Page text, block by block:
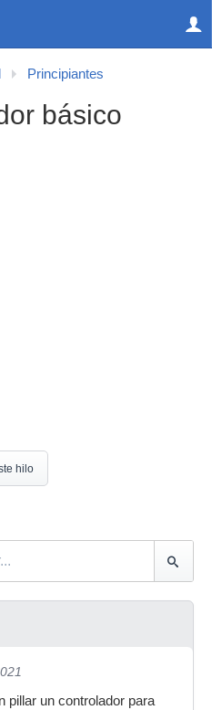
Principiantes
básico
hilo
pillar un controlador para